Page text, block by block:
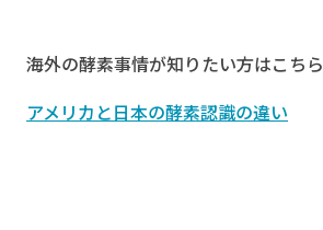
海外の酵素事情が知りたい方はこちら
アメリカと日本の酵素認識の違い